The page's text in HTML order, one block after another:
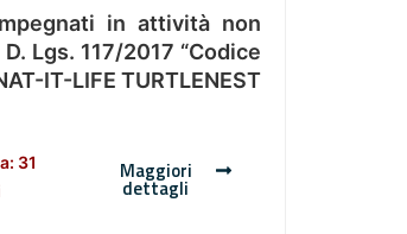
in attività non
Lgs. 117/2017 “Codice
IT-LIFE TURTLENEST
31
Maggiori
dettagli